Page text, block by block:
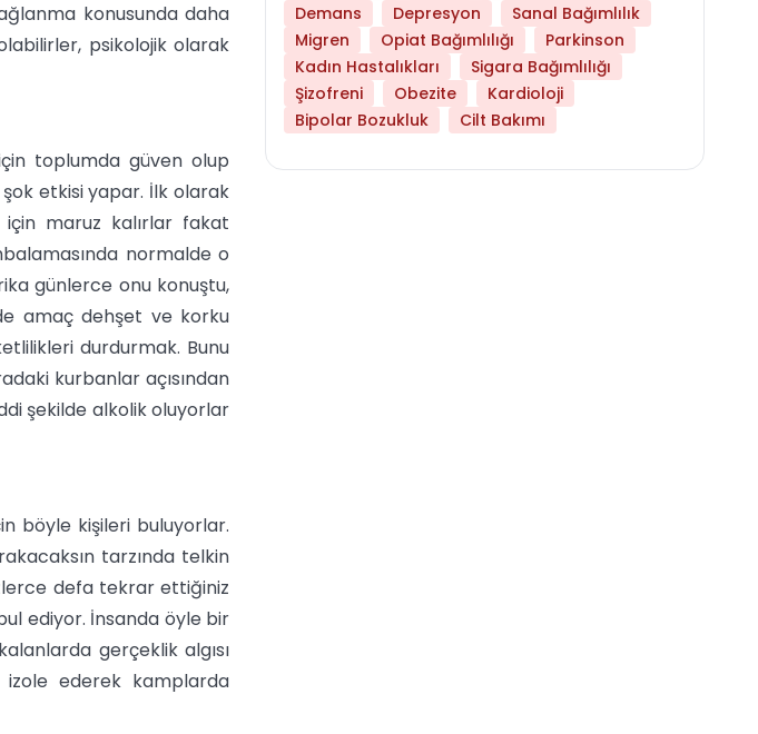
konusunda daha
psikolojik olarak
toplumda güven olup
etkisi yapar. İlk olarak
için maruz kalırlar fakat
normalde o
günlerce onu konuştu,
amaç dehşet ve korku
durdurmak. Bunu
kurbanlar açısından
şekilde alkolik oluyorlar
böyle kişileri buluyorlar.
tarzında telkin
defa tekrar ettiğiniz
ediyor. İnsanda öyle bir
gerçeklik algısı
izole ederek kamplarda
Demans
Depresyon
Sanal Bağımlılık
Migren
Opiat Bağımlılığı
Parkinson
Kadın Hastalıkları
Sigara Bağımlılığı
Şizofreni
Obezite
Kardioloji
Bipolar Bozukluk
Cilt Bakımı